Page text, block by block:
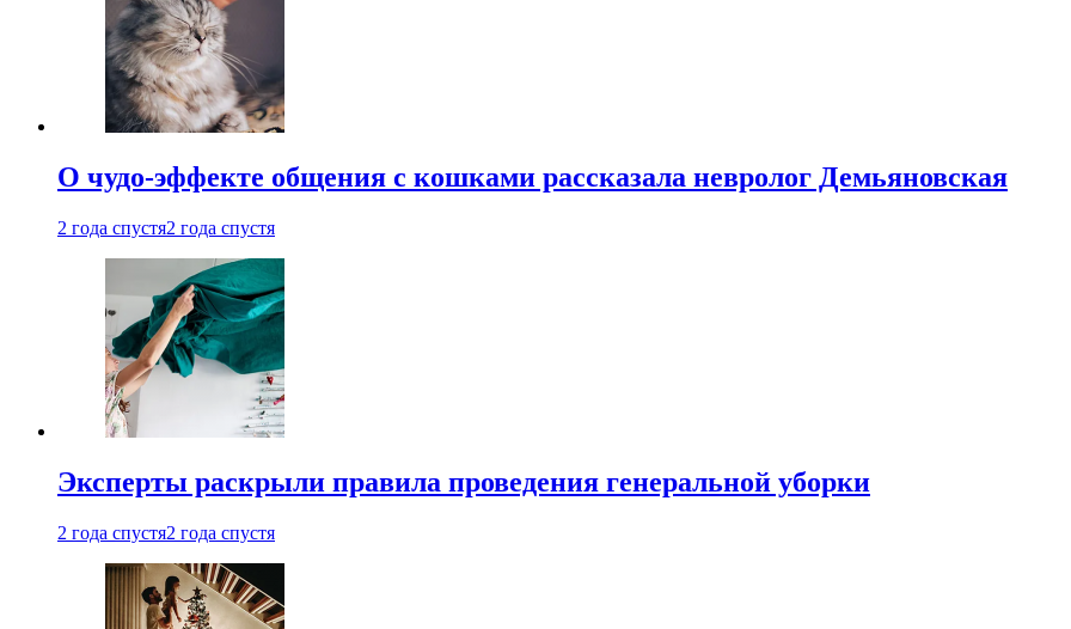
О чудо-эффекте общения с кошками рассказала невролог Демьяновская
2 года спустя2 года спустя
Эксперты раскрыли правила проведения генеральной уборки
2 года спустя2 года спустя